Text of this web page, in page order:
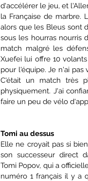
d'accélérer le jeu, et
la Française de marbre.
alors que les Bleus sont
sous les hourras nourris
match malgré les
Xuefei lui offre 10
pour l'équipe. Je n'ai
C'était un match très
physiquement. J'ai
faire un peu de vélo
Tomi au dessus
Elle ne croyait pas si
son successeur direct
Tomi Popov, qui a
numéro 1 français il y a